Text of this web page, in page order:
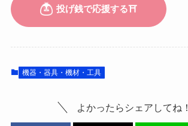
機器・器具・機材・工具
よかったらシェアしてね！